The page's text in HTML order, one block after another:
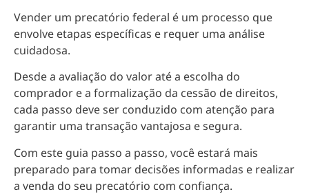
Vender um precatório federal é um processo que
envolve etapas específicas e requer uma análise
cuidadosa.
Desde a avaliação do valor até a escolha do
comprador e a formalização da cessão de direitos,
cada passo deve ser conduzido com atenção para
garantir uma transação vantajosa e segura.
Com este guia passo a passo, você estará mais
preparado para tomar decisões informadas e realizar
a venda do seu precatório com confiança.